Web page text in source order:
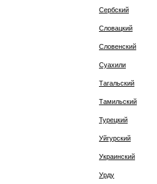
Сербский
Словацкий
Словенский
Суахили
Тагальский
Тамильский
Турецкий
Уйгурский
Украинский
Урду